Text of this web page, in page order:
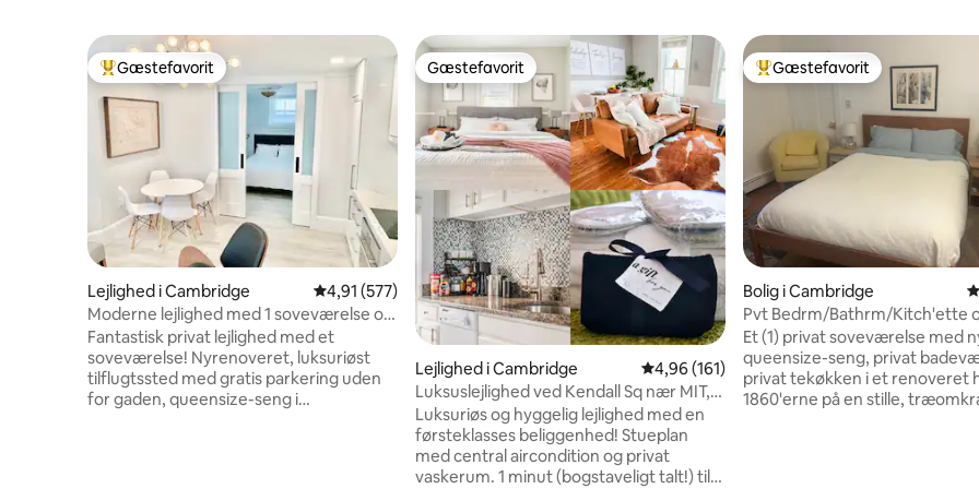
Bedste gæstefavorit
Gæstefavorit
Lejlighed i Cambridge 4,91 ud af 5 i gennemsnitlig bedømmelse, 577 omtaler
4,91 (577)
Moderne lejlighed med 1 soveværelse og
parkering ved MIT/Harvard/BU/Fenway
Fantastisk privat lejlighed med et
soveværelse! Nyrenoveret, luksuriøst
tilflugtssted med gratis parkering uden
for gaden, queensize-seng i
Gæstefavorit
Gæstefavorit
Lejlighed i Cambridge 4,96 ud af 5 i gennemsnitlig bedømmelse,
4,96 (161)
Luksuslejlighed ved Kendall Sq nær MIT,
Harvard og MGH. GRATIS parkering
Luksuriøs og hyggelig lejlighed med en
førsteklasses beliggenhed! Stueplan
med central aircondition og privat
vaskerum. 1 minut (bogstaveligt talt!) til
Bedste gæstefavorit
Gæstefavorit
Bolig i Cambridge
Pvt Bedrm/Bathrm/Kitch'ette
Tree Lined St
Et (1) privat soveværelse med
queensize-seng, privat
privat tekøkken i et renoveret
1860'erne på en stille,